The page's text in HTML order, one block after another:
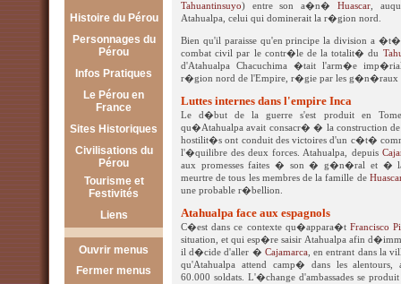
Arequipa
Cajamarca
Chiclayo
Cusco
Huaraz
Puno
Tumbes
Tradition
Artisanat
Musique
Danses :
La Marinera
Le Huayno
Histoire du Pérou
Pré-hispanique
Personnages du
Pérou
Les 13 Incas
Atahualpa
Manco Capac
Pachacutec
Francisco Pizarro
Infos Pratiques
En France
Le Pérou en
France
Administration
Restaurants
Services
Associations
Sites Historiques
Chan Chan
Choquequirao
Nazca
Sipan
Civilisations du
Pérou
Chavin
Mochica
Tourisme et
Festivités
Janvier
Mars
Avril
Liens
Liens Pérou
Ouvrir menus
Fermer menus
Tahuantinsuyo) entre son a�n� Huascar,
Atahualpa, celui qui dominerait la r�gion nord.
Bien qu'il paraisse qu'en principe la division a
combat civil par le contr�le de la totalit� du
d'Atahualpa Chacuchima �tait l'arm�e
r�gion nord de l'Empire, r�gie par les g�n�raux
Luttes internes dans l'empire Inca
Le d�but de la guerre s'est produit en
qu�Atahualpa avait consacr� � la construction
hostilit�s ont conduit des victoires d'un c�t�
l'�quilibre des deux forces. Atahualpa, depuis
aux promesses faites � son � g�n�ral et �
meurtre de tous les membres de la famille de
une probable r�bellion.
Atahualpa face aux espagnols
C�est dans ce contexte qu�appara�t Francisco
situation, et qui esp�re saisir Atahualpa afin
il d�cide d'aller � Cajamarca, en entrant dans la
qu'Atahualpa attend camp� dans les
60.000 soldats. L'�change d'ambassades se